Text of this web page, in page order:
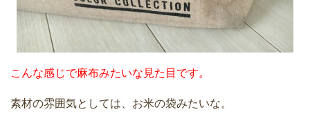
こんな感じで麻布みたいな見た目です。
素材の雰囲気としては、お米の袋みたいな。